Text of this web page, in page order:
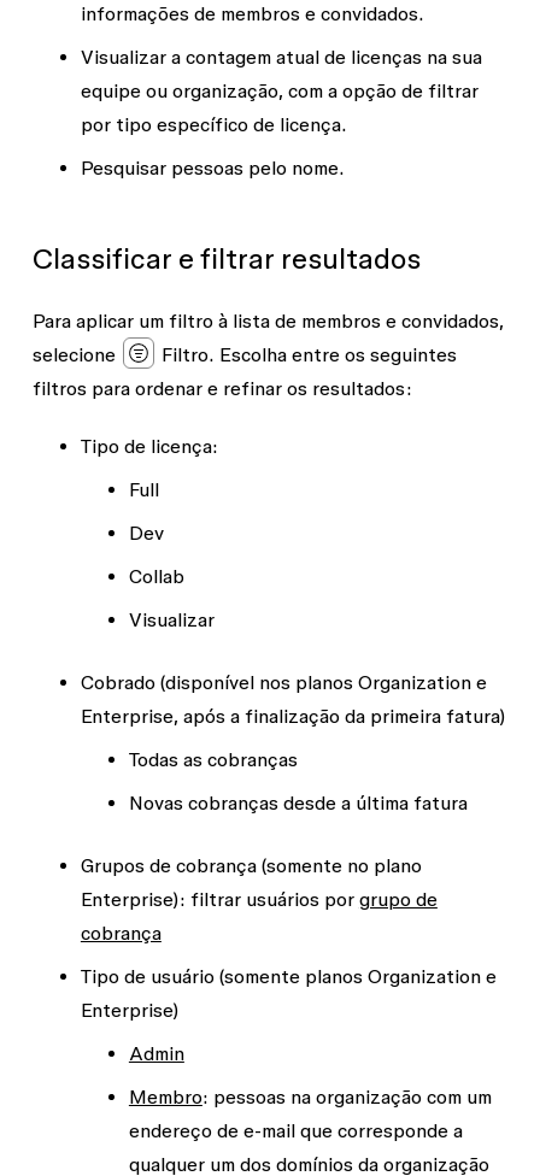
informações de membros e convidados.
Visualizar a contagem atual de licenças na sua
equipe ou organização, com a opção de filtrar
por tipo específico de licença.
Pesquisar pessoas pelo nome.
Classificar e filtrar resultados
Para aplicar um filtro à lista de membros e convidados,
selecione
Filtro. Escolha entre os seguintes
filtros para ordenar e refinar os resultados:
Tipo de licença:
Full
Dev
Collab
Visualizar
Cobrado (disponível nos planos Organization e
Enterprise, após a finalização da primeira fatura)
Todas as cobranças
Novas cobranças desde a última fatura
Grupos de cobrança(somente no plano
Enterprise): filtrar usuários por grupo de
cobrança
Tipo de usuário (somente planos Organization e
Enterprise)
Admin
Membro: pessoas na organização com um
endereço de e-mail que corresponde a
qualquer um dos domínios da organização